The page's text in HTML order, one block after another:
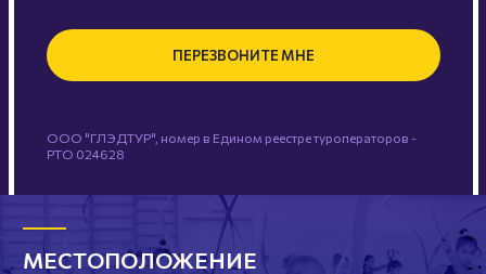
ПЕРЕЗВОНИТЕ МНЕ
ООО "ГЛЭДТУР", номер в Едином реестре туроператоров -
РТО 024628
МЕСТОПОЛОЖЕНИЕ